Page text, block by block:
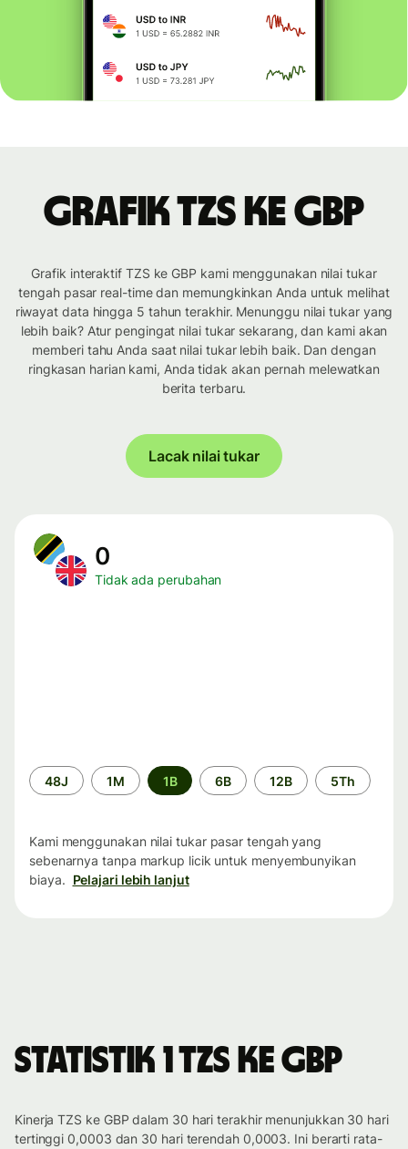
Grafik TZS ke GBP
Grafik interaktif TZS ke GBP kami menggunakan nilai tukar
tengah pasar real-time dan memungkinkan Anda untuk melihat
riwayat data hingga 5 tahun terakhir. Menunggu nilai tukar yang
lebih baik? Atur pengingat nilai tukar sekarang, dan kami akan
memberi tahu Anda saat nilai tukar lebih baik. Dan dengan
ringkasan harian kami, Anda tidak akan pernah melewatkan
berita terbaru.
Lacak nilai tukar
0
Tidak ada perubahan
Periode
waktu
48J 1M 1B 6B 12B 5Th
Kami menggunakan nilai tukar pasar tengah yang
sebenarnya tanpa markup licik untuk menyembunyikan
biaya. Pelajari lebih lanjut
Statistik 1 TZS ke GBP
Kinerja TZS ke GBP dalam 30 hari terakhir menunjukkan 30 hari
tertinggi 0,0003 dan 30 hari terendah 0,0003. Ini berarti rata-